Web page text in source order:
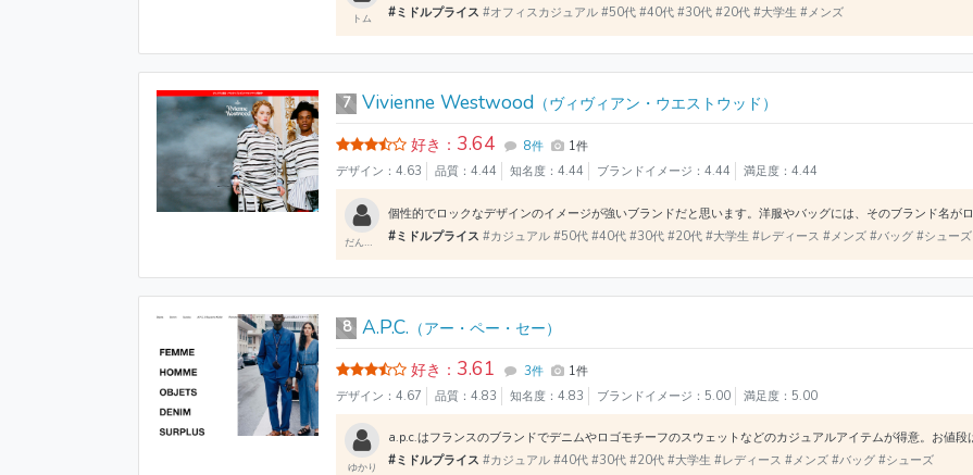
トム
#ミドルプライス #オフィスカジュアル #50代 #40代 #30代 #20代 #大学生 #メンズ
7 Vivienne Westwood（ヴィヴィアン・ウエストウッド）
好き： 3.64 8件
1件
デザイン：4.63
品質：4.44 知名度：4.44 ブランドイメージ：4.44 満足度：4.44
だんだん
#ミドルプライス #カジュアル #50代 #40代 #30代 #20代 #大学生 #レディース #メンズ #バッグ #シューズ
8 A.P.C. （アー・ペー・セー）
好き： 3.61 3件
1件
デザイン：4.67
品質：4.83 知名度：4.83 ブランドイメージ：5.00 満足度：5.00
ゆかり
#ミドルプライス #カジュアル #40代 #30代 #20代 #大学生 #レディース #メンズ #バッグ #シューズ